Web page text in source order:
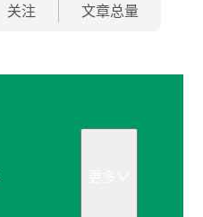
关注 文章总量